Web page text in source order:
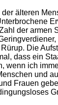
älteren
der
Die
dass ein
ich
und
Frauen